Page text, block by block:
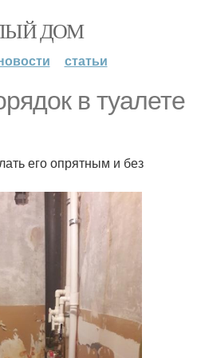
ДОМ
статьи
в туалете
его опрятным и без